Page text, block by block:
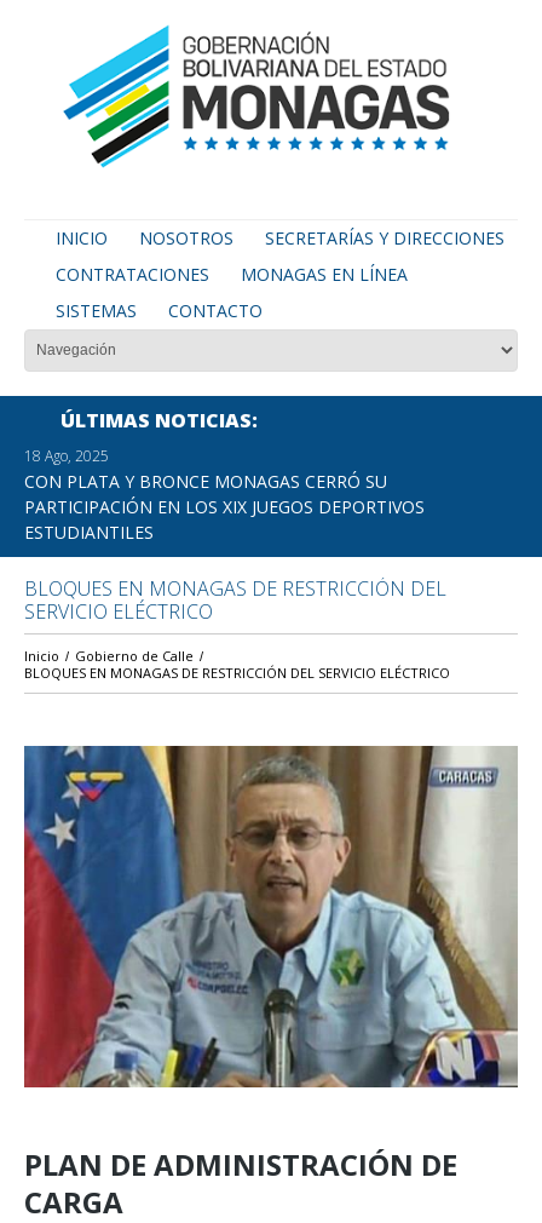
INICIO NOSOTROS
SECRETARÍAS Y DIRECCIONES
CONTRATACIONES
MONAGAS EN LÍNEA
SISTEMAS
CONTACTO
ÚLTIMAS NOTICIAS
18 Ago, 2025
CON PLATA Y BRONCE MONAGAS CERRÓ SU
PARTICIPACIÓN EN LOS XIX JUEGOS DEPORTIVOS
ESTUDIANTILES
BLOQUES EN MONAGAS DE RESTRICCIÓN DEL
SERVICIO ELÉCTRICO
Inicio
Gobierno de Calle
BLOQUES EN MONAGAS DE RESTRICCIÓN DEL SERVICIO ELÉCTRICO
PLAN DE ADMINISTRACIÓN DE
CARGA